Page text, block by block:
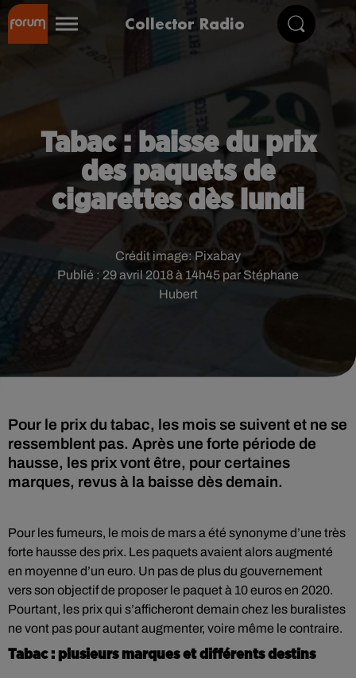
Collector Radio
Tabac : baisse du prix
des paquets de
cigarettes dès lundi
Publié : 29 avril 2018 à 14h45 par Stéphane
Hubert
Crédit image: Pixabay
Pour le prix du tabac, les mois se suivent et ne se
ressemblent pas. Après une forte période de
hausse, les prix vont être, pour certaines
marques, revus à la baisse dès demain.
Pour les fumeurs, le mois de mars a été synonyme d’une très
forte hausse des prix. Les paquets avaient alors augmenté
en moyenne d’un euro. Un pas de plus du gouvernement
vers son objectif de proposer le paquet à 10 euros en 2020.
Pourtant, les prix qui s’afficheront demain chez les buralistes
ne vont pas pour autant augmenter, voire même le contraire.
Tabac : plusieurs marques et différents destins